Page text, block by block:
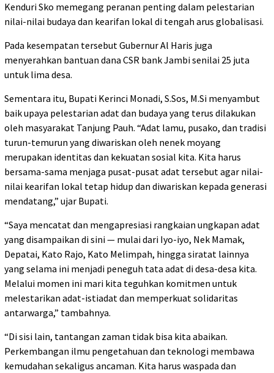
Kenduri Sko memegang peranan penting dalam pelestarian
nilai-nilai budaya dan kearifan lokal di tengah arus globalisasi.
Pada kesempatan tersebut Gubernur Al Haris juga
menyerahkan bantuan dana CSR bank Jambi senilai 25 juta
untuk lima desa.
Sementara itu, Bupati Kerinci Monadi, S.Sos, M.Si menyambut
baik upaya pelestarian adat dan budaya yang terus dilakukan
oleh masyarakat Tanjung Pauh. “Adat lamu, pusako, dan tradisi
turun-temurun yang diwariskan oleh nenek moyang
merupakan identitas dan kekuatan sosial kita. Kita harus
bersama-sama menjaga pusat-pusat adat tersebut agar nilai-
nilai kearifan lokal tetap hidup dan diwariskan kepada generasi
mendatang,” ujar Bupati.
“Saya mencatat dan mengapresiasi rangkaian ungkapan adat
yang disampaikan di sini — mulai dari Iyo-iyo, Nek Mamak,
Depatai, Kato Rajo, Kato Melimpah, hingga siratat lainnya
yang selama ini menjadi peneguh tata adat di desa-desa kita.
Melalui momen ini mari kita teguhkan komitmen untuk
melestarikan adat-istiadat dan memperkuat solidaritas
antarwarga,” tambahnya.
“Di sisi lain, tantangan zaman tidak bisa kita abaikan.
Perkembangan ilmu pengetahuan dan teknologi membawa
kemudahan sekaligus ancaman. Kita harus waspada dan